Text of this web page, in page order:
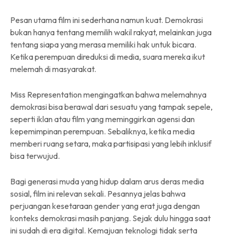
Pesan utama film ini sederhana namun kuat. Demokrasi
bukan hanya tentang memilih wakil rakyat, melainkan juga
tentang siapa yang merasa memiliki hak untuk bicara.
Ketika perempuan direduksi di media, suara mereka ikut
melemah di masyarakat.
Miss Representation mengingatkan bahwa melemahnya
demokrasi bisa berawal dari sesuatu yang tampak sepele,
seperti iklan atau film yang meminggirkan agensi dan
kepemimpinan perempuan. Sebaliknya, ketika media
memberi ruang setara, maka partisipasi yang lebih inklusif
bisa terwujud.
Bagi generasi muda yang hidup dalam arus deras media
sosial, film ini relevan sekali. Pesannya jelas bahwa
perjuangan kesetaraan gender yang erat juga dengan
konteks demokrasi masih panjang. Sejak dulu hingga saat
ini sudah di era digital. Kemajuan teknologi tidak serta